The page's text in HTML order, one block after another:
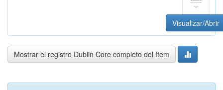
Visualizar/Abrir
Mostrar el registro Dublin Core completo del ítem